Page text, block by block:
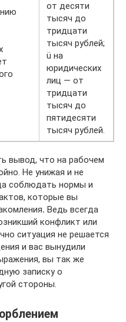
от десяти
тысяч до
тридцати
тысяч рублей;
ü на
юридических
лиц — от
тридцати
тысяч до
пятидесяти
тысяч рублей.
вывод, что на рабочем
Не унижая и не
соблюдать нормы и
которые вы
. Ведь всегда
конфликт или
ситуация не решается
и вас вынудили
вы так же
записку о
стороны.